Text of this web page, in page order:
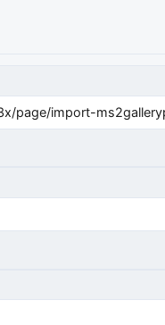
page/import-